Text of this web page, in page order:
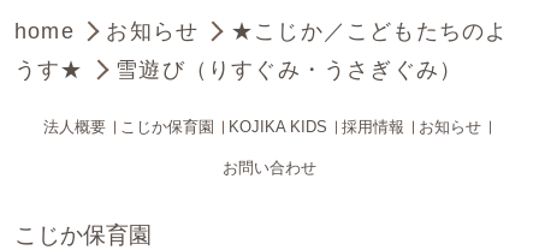
home お知らせ
★こじか／こどもたちのよ
うす★
雪遊び（りすぐみ・うさぎぐみ）
法人概要 こじか保育園 KOJIKA KIDS 採用情報 お知らせ
お問い合わせ
こじか保育園